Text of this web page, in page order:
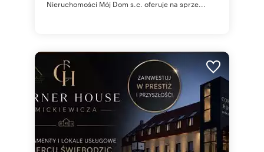
Nieruchomości Mój Dom s.c. oferuje na sprze...